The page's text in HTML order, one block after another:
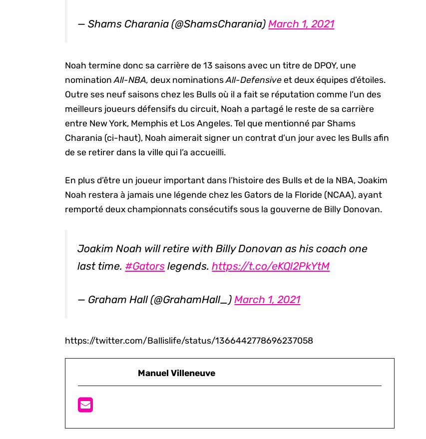
— Shams Charania (@ShamsCharania)March 1, 2021
Noah termine donc sa carrière de 13 saisons avec un titre de DPOY, une
nominationAll-NBA,deux nominationsAll-Defensiveet deux équipes d’étoiles.
Outre ses neuf saisons chez les Bulls où il a fait se réputation comme l’un des
meilleurs joueurs défensifs du circuit, Noah a partagé le reste de sa carrière
entre New York, Memphis et Los Angeles. Tel que mentionné par Shams
Charania (ci-haut), Noah aimerait signer un contrat d’un jour avec les Bulls afin
de se retirer dans la ville qui l’a accueilli.
En plus d’être un joueur important dans l’histoire des Bulls et de la NBA, Joakim
Noah restera à jamais une légende chez les Gators de la Floride (NCAA), ayant
remporté deux championnats consécutifs sous la gouverne de Billy Donovan.
Joakim Noah will retire with Billy Donovan as his coach one
last time. #Gators legends.https://t.co/eKQl2PkYtM
— Graham Hall (@GrahamHall_)March 1, 2021
https://twitter.com/Ballislife/status/1366442778696237058
Manuel Villeneuve